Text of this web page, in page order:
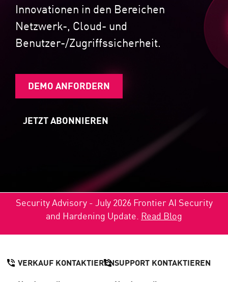
Innovationen in den Bereichen
Netzwerk-, Cloud- und
Benutzer-/Zugriffssicherheit.
DEMO ANFORDERN
JETZT ABONNIEREN
Security Advisory - July 2026 Frontier AI Security
and Hardening Update. Read Blog
VERKAUF KONTAKTIERENSUPPORT KONTAKTIEREN